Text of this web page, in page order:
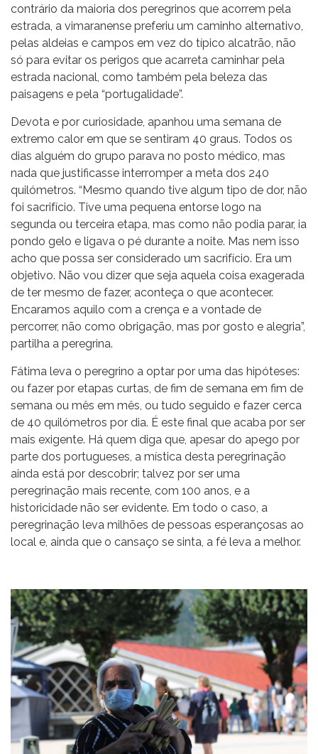
contrário da maioria dos peregrinos que acorrem pela
estrada, a vimaranense preferiu um caminho alternativo,
pelas aldeias e campos em vez do típico alcatrão, não
só para evitar os perigos que acarreta caminhar pela
estrada nacional, como também pela beleza das
paisagens e pela “portugalidade”.
Devota e por curiosidade, apanhou uma semana de
extremo calor em que se sentiram 40 graus. Todos os
dias alguém do grupo parava no posto médico, mas
nada que justificasse interromper a meta dos 240
quilómetros. “Mesmo quando tive algum tipo de dor, não
foi sacrifício. Tive uma pequena entorse logo na
segunda ou terceira etapa, mas como não podia parar, ia
pondo gelo e ligava o pé durante a noite. Mas nem isso
acho que possa ser considerado um sacrifício. Era um
objetivo. Não vou dizer que seja aquela coisa exagerada
de ter mesmo de fazer, aconteça o que acontecer.
Encaramos aquilo com a crença e a vontade de
percorrer, não como obrigação, mas por gosto e alegria”,
partilha a peregrina.
Fátima leva o peregrino a optar por uma das hipóteses:
ou fazer por etapas curtas, de fim de semana em fim de
semana ou mês em mês, ou tudo seguido e fazer cerca
de 40 quilómetros por dia. É este final que acaba por ser
mais exigente. Há quem diga que, apesar do apego por
parte dos portugueses, a mística desta peregrinação
ainda está por descobrir; talvez por ser uma
peregrinação mais recente, com 100 anos, e a
historicidade não ser evidente. Em todo o caso, a
peregrinação leva milhões de pessoas esperançosas ao
local e, ainda que o cansaço se sinta, a fé leva a melhor.